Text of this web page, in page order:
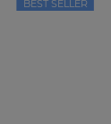
BEST SELLER